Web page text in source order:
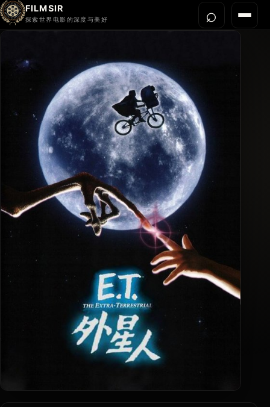
FILMSIR
探索世界电影的深度与美好 菜单
今晚看什么
世界电影节
导演宇宙
影片库
影评与解读
⌕打开